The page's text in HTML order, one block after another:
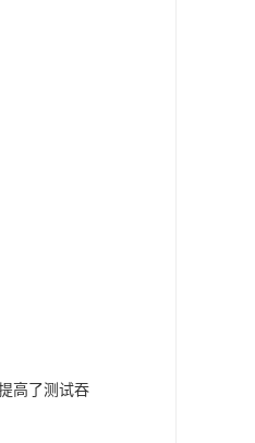
高了测试吞